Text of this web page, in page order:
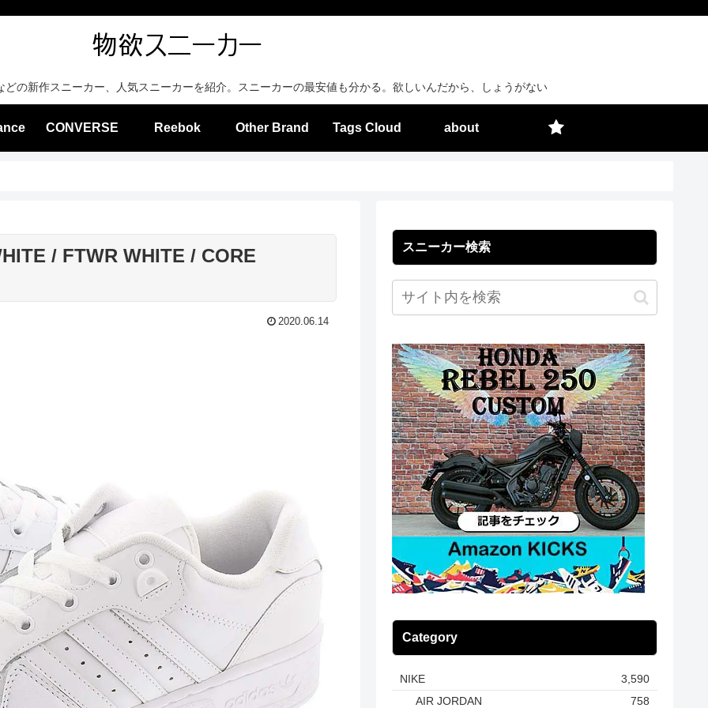
の新作スニーカー、人気スニーカーを紹介。スニーカーの最安値も分かる。欲しいんだから、しょうがない
CONVERSE Reebok Other Brand Tags Cloud about
/ FTWR WHITE / CORE
2020.06.14
スニーカー検索
Category
NIKE
3,590
AIR JORDAN
758